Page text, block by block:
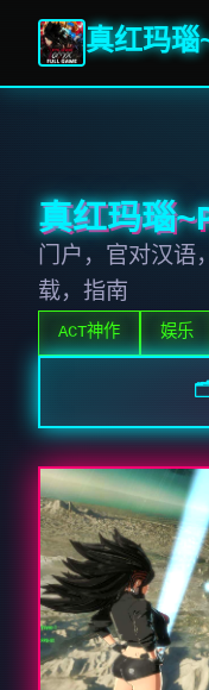
真红玛瑙
真红玛瑙
门户，官对汉语
载，指南
ACT神作 娱乐